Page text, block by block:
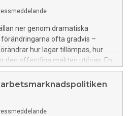
ner genom dramatiska
ofta gradvis –
hur lagar tillämpas, hur
den offentliga makten utövas. En
Arena och
granskar utvecklingen i Sverige.